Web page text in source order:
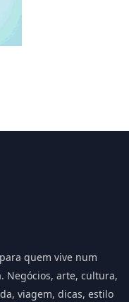
quem vive num
Negócios, arte, cultura,
viagem, dicas, estilo